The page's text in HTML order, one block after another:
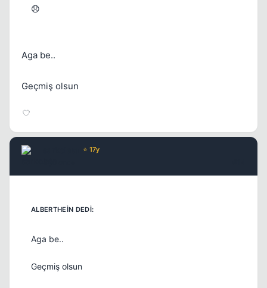
😞
Aga be..
Geçmiş olsun
⭐ 17y
Aga be..
Geçmiş olsun